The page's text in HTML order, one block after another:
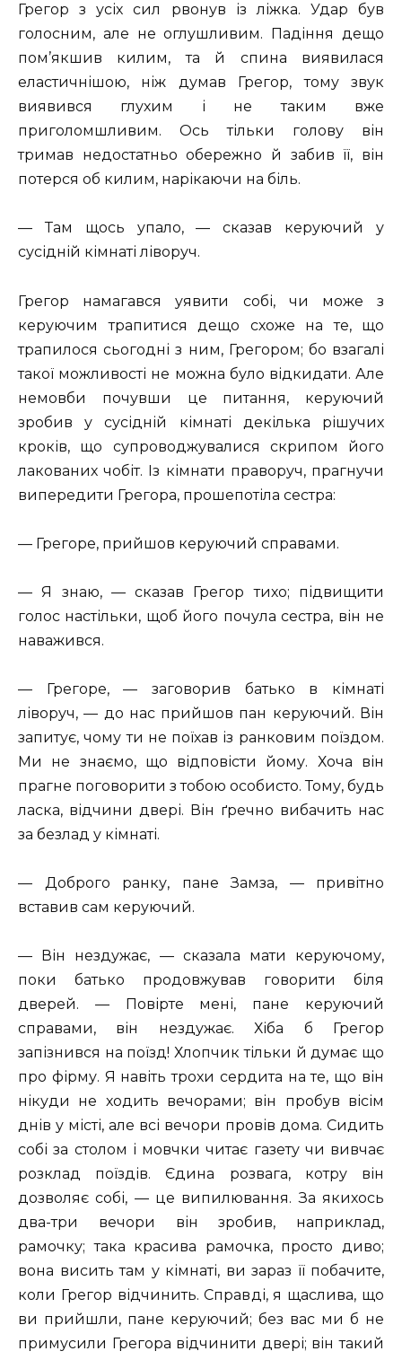
Грегор з усіх сил рвонув із ліжка. Удар був
голосним, але не оглушливим. Падіння дещо
пом’якшив килим, та й спина виявилася
еластичнішою, ніж думав Грегор, тому звук
виявився глухим і не таким вже
приголомшливим. Ось тільки голову він
тримав недостатньо обережно й забив її, він
потерся об килим, нарікаючи на біль.
— Там щось упало, — сказав керуючий у
сусідній кімнаті ліворуч.
Грегор намагався уявити собі, чи може з
керуючим трапитися дещо схоже на те, що
трапилося сьогодні з ним, Грегором; бо взагалі
такої можливості не можна було відкидати. Але
немовби почувши це питання, керуючий
зробив у сусідній кімнаті декілька рішучих
кроків, що супроводжувалися скрипом його
лакованих чобіт. Із кімнати праворуч, прагнучи
випередити Грегора, прошепотіла сестра:
— Грегоре, прийшов керуючий справами.
— Я знаю, — сказав Грегор тихо; підвищити
голос настільки, щоб його почула сестра, він не
наважився.
— Грегоре, — заговорив батько в кімнаті
ліворуч, — до нас прийшов пан керуючий. Він
запитує, чому ти не поїхав із ранковим поїздом.
Ми не знаємо, що відповісти йому. Хоча він
прагне поговорити з тобою особисто. Тому, будь
ласка, відчини двері. Він ґречно вибачить нас
за безлад у кімнаті.
— Доброго ранку, пане Замза, — привітно
вставив сам керуючий.
— Він нездужає, — сказала мати керуючому,
поки батько продовжував говорити біля
дверей. — Повірте мені, пане керуючий
справами, він нездужає. Хіба б Грегор
запізнився на поїзд! Хлопчик тільки й думає що
про фірму. Я навіть трохи сердита на те, що він
нікуди не ходить вечорами; він пробув вісім
днів у місті, але всі вечори провів дома. Сидить
собі за столом і мовчки читає газету чи вивчає
розклад поїздів. Єдина розвага, котру він
дозволяє собі, — це випилювання. За якихось
два-три вечори він зробив, наприклад,
рамочку; така красива рамочка, просто диво;
вона висить там у кімнаті, ви зараз її побачите,
коли Грегор відчинить. Справді, я щаслива, що
ви прийшли, пане керуючий; без вас ми б не
примусили Грегора відчинити двері; він такий